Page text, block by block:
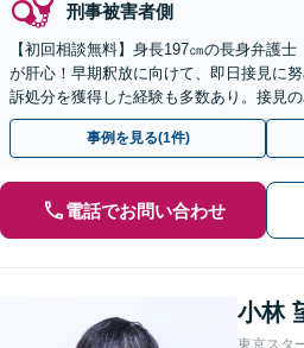
刑事被害者側
【初回相談無料】身長197㎝の長身弁護
が肝心！早期釈放に向けて、即日接見に
訴処分を獲得した経験も多数あり。接見
です【夜間・休日面談】【電話相談】【
事例を見る(1件)
電話でお問い合わせ
小林
東京スタ